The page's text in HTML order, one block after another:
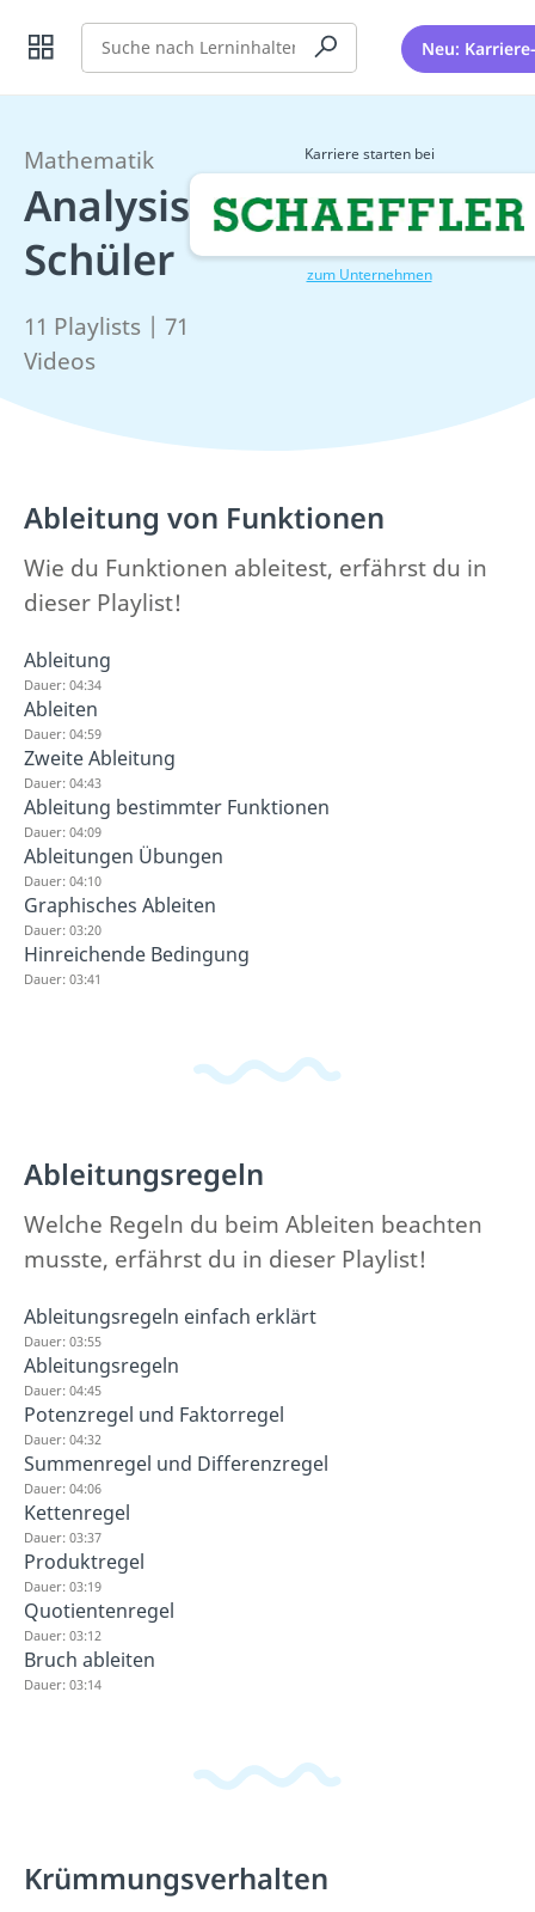
Suche Neu:
Mathematik
Analysis
Schüler
11 Playlists | 71
Videos
Karriere starten bei
zum Unternehmen
Ableitung von Funktionen
Wie du Funktionen ableitest, erfährst du in
dieser Playlist!
Ableitung
Dauer: 04:34
Ableiten
Dauer: 04:59
Zweite Ableitung
Dauer: 04:43
Ableitung bestimmter Funktionen
Dauer: 04:09
Ableitungen Übungen
Dauer: 04:10
Graphisches Ableiten
Dauer: 03:20
Hinreichende Bedingung
Dauer: 03:41
Ableitungsregeln
Welche Regeln du beim Ableiten beachten
musste, erfährst du in dieser Playlist!
Ableitungsregeln einfach erklärt
Dauer: 03:55
Ableitungsregeln
Dauer: 04:45
Potenzregel und Faktorregel
Dauer: 04:32
Summenregel und Differenzregel
Dauer: 04:06
Kettenregel
Dauer: 03:37
Produktregel
Dauer: 03:19
Quotientenregel
Dauer: 03:12
Bruch ableiten
Dauer: 03:14
Krümmungsverhalten